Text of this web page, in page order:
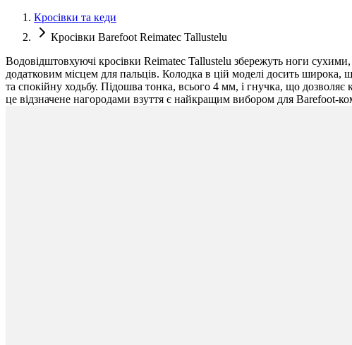
Кросівки та кеди
Кросівки Barefoot Reimatec Tallustelu
Водовідштовхуючі кросівки Reimatec Tallustelu збережуть ноги
додатковим місцем для пальців. Колодка в цій моделі досить широка,
та спокійну ходьбу. Підошва тонка, всього 4 мм, і гнучка, що
це відзначене нагородами взуття є найкращим вибором для Barefoot-